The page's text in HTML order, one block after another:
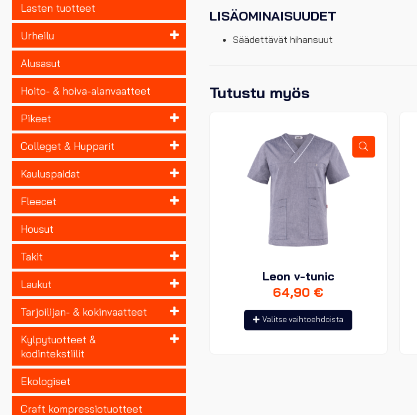
Lasten tuotteet
Urheilu
Alusasut
Hoito- & hoiva-alanvaatteet
Pikeet
Colleget & Hupparit
Kauluspaidat
Fleecet
Housut
Takit
Laukut
Tarjoilijan- & kokinvaatteet
Kylpytuotteet &
kodintekstiilit
Ekologiset
Craft kompressiotuotteet
LISÄOMINAISUUDET
Säädettävät hihansuut
Tutustu myös
Leon v-tunic
64,90 €
Valitse vaihtoehdoista
tuotteella